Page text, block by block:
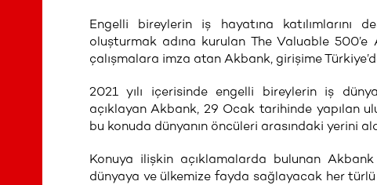
Engelli bireylerin iş hayatına katılımlarını
oluşturmak adına kurulan The Valuable 500’e
çalışmalara imza atan Akbank, girişime
2021 yılı içerisinde engelli bireylerin iş
açıklayan Akbank, 29 Ocak tarihinde yapılan
bu konuda dünyanın öncüleri arasındaki yerini
Konuya ilişkin açıklamalarda bulunan
dünyaya ve ülkemize fayda sağlayacak her